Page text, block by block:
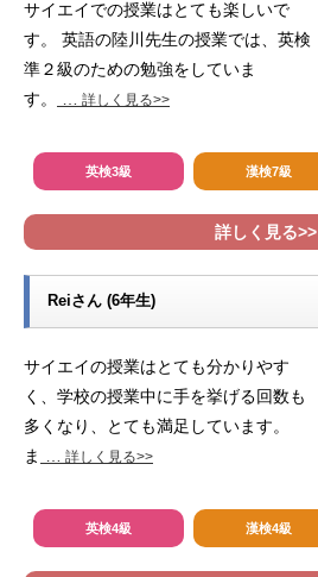
サイエイでの授業はとても楽しいで
す。 英語の陸川先生の授業では、英検
準２級のための勉強をしていま
す。
… 詳しく見る>>
英検3級 漢検7級
詳しく見る>>
Reiさん (6年生)
サイエイの授業はとても分かりやす
く、学校の授業中に手を挙げる回数も
多くなり、とても満足しています。
ま
詳しく見る>>
英検4級 漢検4級